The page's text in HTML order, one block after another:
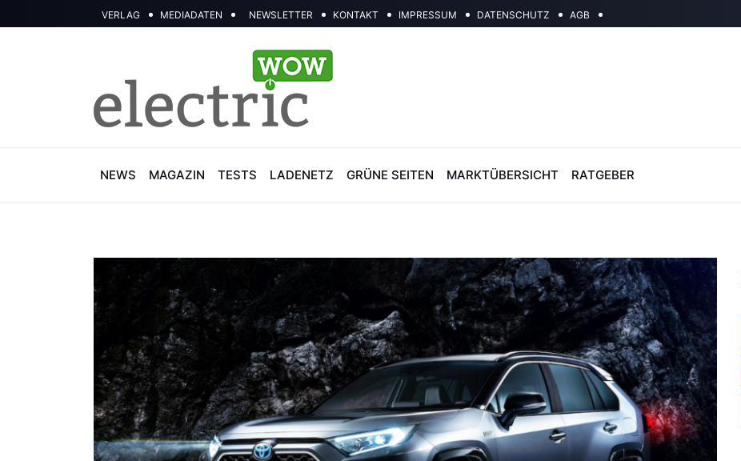
VERLAG MEDIADATEN NEWSLETTER KONTAKT IMPRESSUM DATENSCHUTZ AGB
NEWS MAGAZIN TESTS LADENETZ GRÜNE SEITEN MARKTÜBERSICHT RATGEBER